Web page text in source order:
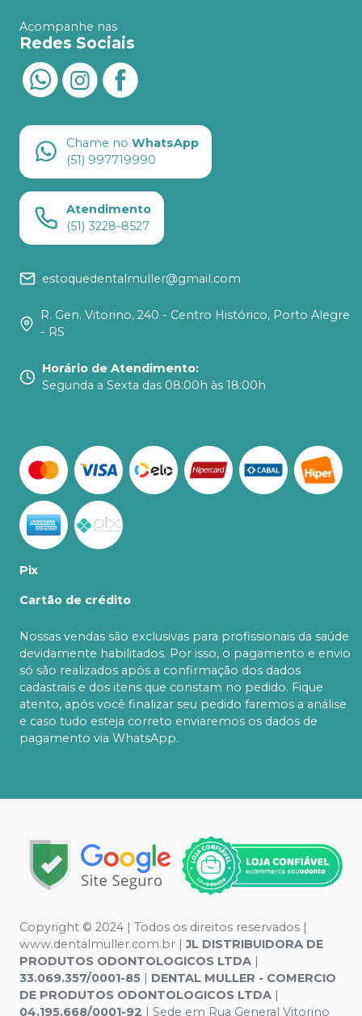
Acompanhe nas
Redes Sociais
Chame no WhatsApp
(51) 997719990
Atendimento
(51) 3228-8527
estoquedentalmuller@gmail.com
R. Gen. Vitorino, 240 - Centro Histórico, Porto Alegre
- RS
Horário de Atendimento:
Segunda a Sexta das 08:00h às 18:00h
Pix
Cartão de crédito
Nossas vendas são exclusivas para profissionais da saúde
devidamente habilitados. Por isso, o pagamento e envio
só são realizados após a confirmação dos dados
cadastrais e dos itens que constam no pedido. Fique
atento, após você finalizar seu pedido faremos a análise
e caso tudo esteja correto enviaremos os dados de
pagamento via WhatsApp.
Copyright © 2024 | Todos os direitos reservados |
www.dentalmuller.com.br |JL DISTRIBUIDORA DE
PRODUTOS ODONTOLOGICOS LTDA |
33.069.357/0001-85 | DENTAL MULLER - COMERCIO
DE PRODUTOS ODONTOLOGICOS LTDA |
04.195.668/0001-92 | Sede em Rua General Vitorino